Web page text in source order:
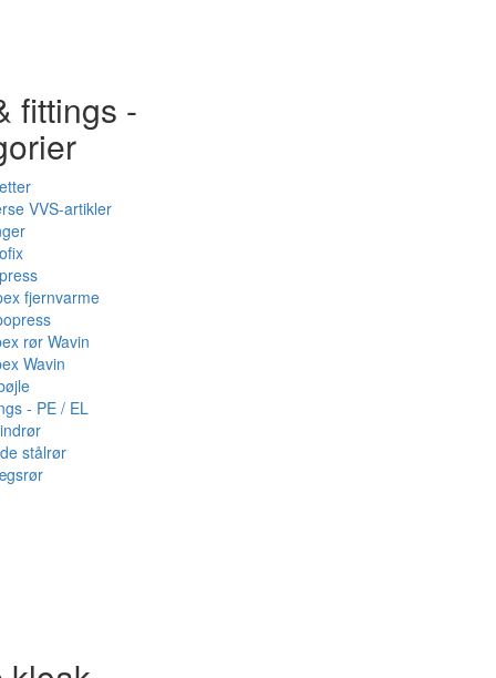
fittings -
VVS-artikler
fjernvarme
rør Wavin
Wavin
- PE / EL
stålrør